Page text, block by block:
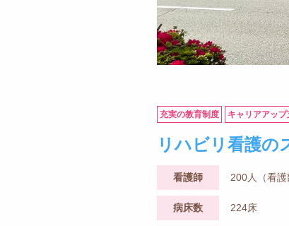
充実の教育制度 キャリアアップ
リハビリ看護の
看護師 200人（看護
病床数 224床